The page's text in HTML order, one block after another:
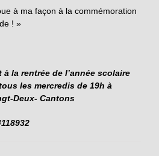
à ma façon à la commémoration
! »
la rentrée de l’année scolaire
les mercredis de 19h à
Deux- Cantons